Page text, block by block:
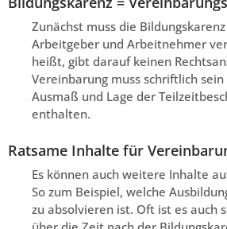
Zunächst muss die
Arbeitgeber und Arbeitnehmer
heißt, gibt darauf keinen
Vereinbarung muss schriftlich
Ausmaß und Lage der
enthalten.
Ratsame Inhalte für
Es können auch weitere Inhalte
So zum Beispiel, welche
zu absolvieren ist. Oft ist es auch